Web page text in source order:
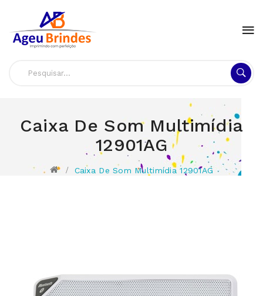
Caixa De Som Multimídia
12901AG
Caixa De Som Multimídia 12901AG